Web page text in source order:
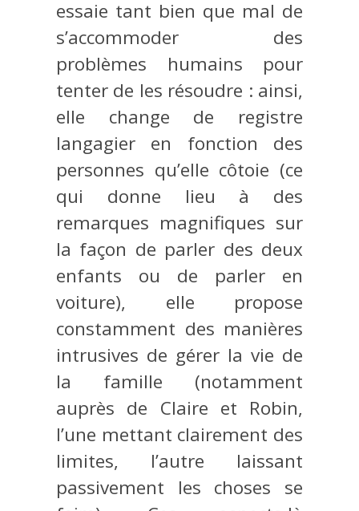
essaie tant bien que mal de
s’accommoder des
problèmes humains pour
tenter de les résoudre : ainsi,
elle change de registre
langagier en fonction des
personnes qu’elle côtoie (ce
qui donne lieu à des
remarques magnifiques sur
la façon de parler des deux
enfants ou de parler en
voiture), elle propose
constamment des manières
intrusives de gérer la vie de
la famille (notamment
auprès de Claire et Robin,
l’une mettant clairement des
limites, l’autre laissant
passivement les choses se